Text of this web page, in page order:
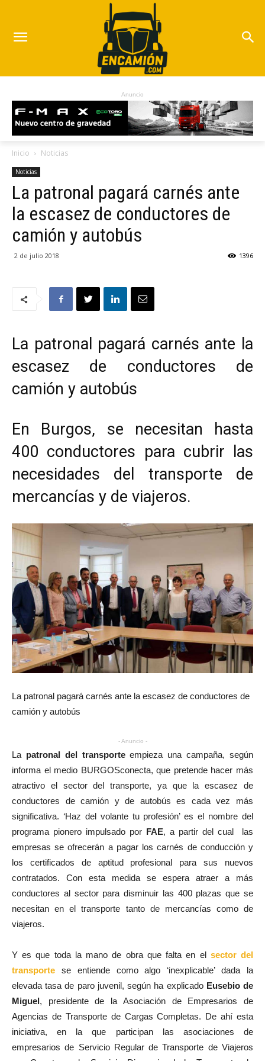
Anuncio
Inicio Noticias
Noticias
La patronal pagará carnés ante
la escasez de conductores de
camión y autobús
2 de julio 2018 1396
La patronal pagará carnés ante la
escasez de conductores de
camión y autobús
En Burgos, se necesitan hasta
400 conductores para cubrir las
necesidades del transporte de
mercancías y de viajeros.
La patronal pagará carnés ante la escasez de conductores de
camión y autobús
- Anuncio -
La patronal del transporteempieza una campaña, según
informa el medio BURGOSconecta, que pretende hacer más
atractivo el sector del transporte, ya que la escasez de
conductores de camión y de autobús es cada vez más
significativa. ‘Haz del volante tu profesión’ es el nombre del
programa pionero impulsado por FAE, a partir del cual
las
empresas se ofrecerán a pagar los carnés de conducción y
los certificados de aptitud profesional para sus nuevos
contratados. Con esta medida se espera atraer a más
conductores al sector para disminuir las 400 plazas que se
necesitan en el transporte tanto de mercancías como de
viajeros.
Y es que toda la mano de obra que falta en el sector del
transporte se entiende como algo ‘inexplicable’ dada la
elevada tasa de paro juvenil, según ha explicado Eusebio de
Miguel, presidente de la Asociación de Empresarios de
Agencias de Transporte de Cargas Completas. De ahí esta
iniciativa, en la que participan las asociaciones de
empresarios de Servicio Regular de Transporte de Viajeros